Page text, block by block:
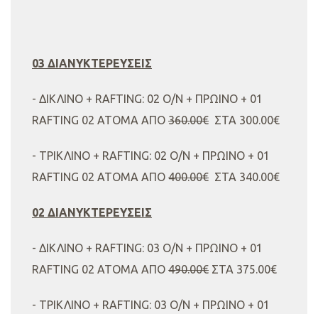
03 ΔΙΑΝΥΚΤΕΡΕΥΣΕΙΣ
- ΔΙΚΛΙΝΟ + RAFTING: 02 Ο/Ν + ΠΡΩΙΝΟ + 01
RAFTING 02 ΑΤΟΜΑ ΑΠΟ 360.00€ ΣΤΑ 300.00€
- ΤΡΙΚΛΙΝΟ + RAFTING: 02 Ο/Ν + ΠΡΩΙΝΟ + 01
RAFTING 02 ΑΤΟΜΑ ΑΠΟ 400.00€ ΣΤΑ 340.00€
02 ΔΙΑΝΥΚΤΕΡΕΥΣΕΙΣ
- ΔΙΚΛΙΝΟ + RAFTING: 03 Ο/Ν + ΠΡΩΙΝΟ + 01
RAFTING 02 ΑΤΟΜΑ ΑΠΟ 490.00€ ΣΤΑ 375.00€
- ΤΡΙΚΛΙΝΟ + RAFTING: 03 Ο/Ν + ΠΡΩΙΝΟ + 01